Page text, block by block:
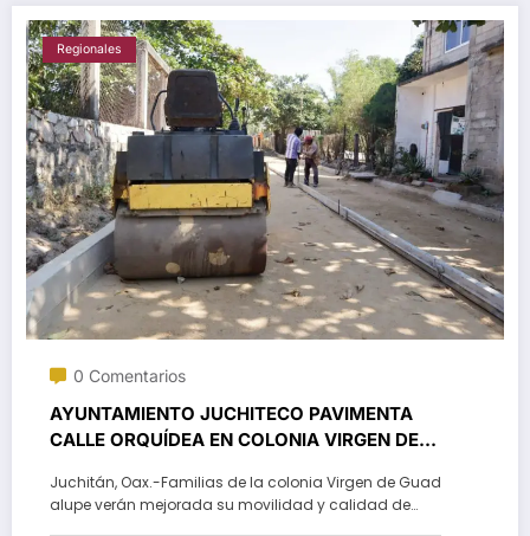
Regionales
0 Comentarios
AYUNTAMIENTO JUCHITECO PAVIMENTA
CALLE ORQUÍDEA EN COLONIA VIRGEN DE
Juchitán, Oax.-Familias de la colonia Virgen de Guad
alupe verán mejorada su movilidad y calidad de…